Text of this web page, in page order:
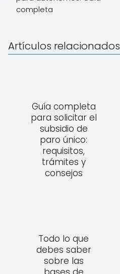
completa
Artículos relacionados
Guía completa
para solicitar el
subsidio de
paro único:
requisitos,
trámites y
consejos
Todo lo que
debes saber
sobre las